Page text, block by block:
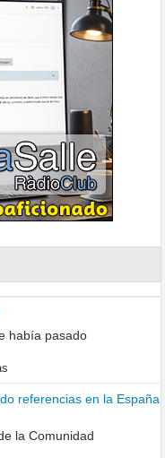
había pasado
referencias en la España
la Comunidad